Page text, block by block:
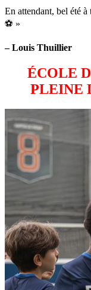
En attendant, bel été
⚽ »
– Louis Thuillier
ÉCOLE
PLEINE